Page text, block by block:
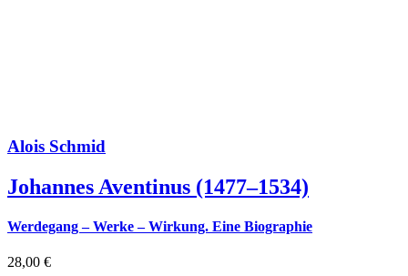
Alois Schmid
Johannes Aventinus (1477–1534)
Werdegang – Werke – Wirkung. Eine Biographie
28,00 €